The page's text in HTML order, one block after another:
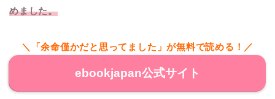
めました。
＼「余命僅かだと思ってました」が無料で読める！／
ebookjapan公式サイト